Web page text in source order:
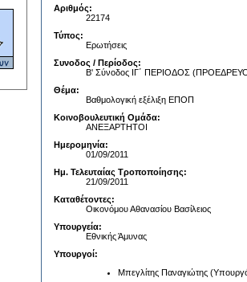
Αριθμός:
22174
Τύπος:
Ερωτήσεις
Συνοδος / Περίοδος:
Β' Σύνοδος ΙΓ΄ ΠΕΡΙΟΔΟΣ
Θέμα:
Βαθμολογική εξέλιξη ΕΠΟΠ
Κοινοβουλευτική Ομάδα:
ΑΝΕΞΑΡΤΗΤΟΙ
Ημερομηνία:
01/09/2011
Ημ. Τελευταίας Τροποποίησης:
21/09/2011
Καταθέτοντες:
Οικονόμου Αθανασίου Βασίλειος
Υπουργεία:
Εθνικής Άμυνας
Υπουργοί:
Μπεγλίτης Παναγιώτης